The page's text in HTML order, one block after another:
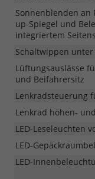
Sonnenblenden an
up-Spiegel und
integriertem
Schaltwippen
Lüftungsauslässe
und Beifahrersitz
Lenkradsteuerung
Lenkrad höhen-
LED-Leseleuchten
LED-
LED-